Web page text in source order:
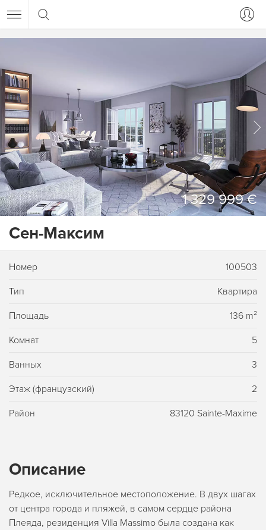
1 329 999 €
Сен-Максим
Номер 100503
Тип Квартира
Площадь 136 m²
Комнат 5
Ванных 3
Этаж (французский) 2
Район 83120 Sainte-Maxime
Описание
Редкое, исключительное местоположение. В двух шагах
от центра города и пляжей, в самом сердце района
Плеяда, резиденция Villa Massimo была создана как